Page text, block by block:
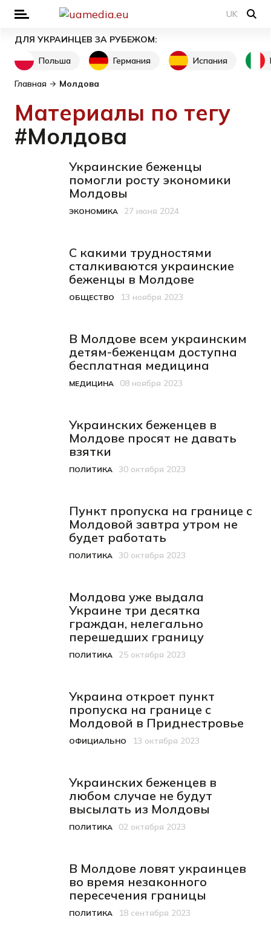
UK
ДЛЯ УКРАИНЦЕВ ЗА РУБЕЖОМ:
Польша
Германия Испания
Главная Молдова
Материалы по тегу
#Молдова
Украинские беженцы
помогли росту экономики
Молдовы
Категория
ЭКОНОМИКА
Дата публикации
27 июня 2024
С какими трудностями
сталкиваются украинские
беженцы в Молдове
Категория
ОБЩЕСТВО
Дата публикации
13 ноября 2023
В Молдове всем украинским
детям-беженцам доступна
бесплатная медицина
Категория
МЕДИЦИНА
Дата публикации
08 ноября 2023
Украинских беженцев в
Молдове просят не давать
взятки
Категория
ПОЛИТИКА
Дата публикации
30 октября 2023
Пункт пропуска на границе с
Молдовой завтра утром не
будет работать
Категория
ПОЛИТИКА
Дата публикации
30 октября 2023
Молдова уже выдала
Украине три десятка
граждан, нелегально
перешедших границу
Категория
ПОЛИТИКА
Дата публикации
25 октября 2023
Украина откроет пункт
пропуска на границе с
Молдовой в Приднестровье
Категория
ОФИЦИАЛЬНО
Дата публикации13 октября 2023
Украинских беженцев в
любом случае не будут
высылать из Молдовы
Категория
ПОЛИТИКА
Дата публикации
02 октября 2023
В Молдове ловят украинцев
во время незаконного
пересечения границы
Категория
ПОЛИТИКА
Дата публикации
18 сентября 2023